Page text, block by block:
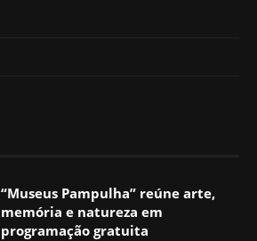
“Museus Pampulha” reúne arte,
memória e natureza em
programação gratuita